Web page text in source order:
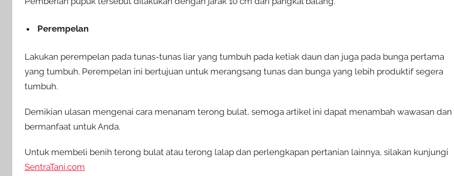
Perempelan
Lakukan perempelan pada tunas-tunas liar yang tumbuh pada ketiak daun dan juga pada bunga pertama
yang tumbuh. Perempelan ini bertujuan untuk merangsang tunas dan bunga yang lebih produktif segera
tumbuh.
Demikian ulasan mengenai cara menanam terong bulat, semoga artikel ini dapat menambah wawasan dan
bermanfaat untuk Anda.
Untuk membeli benih terong bulat atau terong lalap dan perlengkapan pertanian lainnya, silakan kunjungi
SentraTani.com